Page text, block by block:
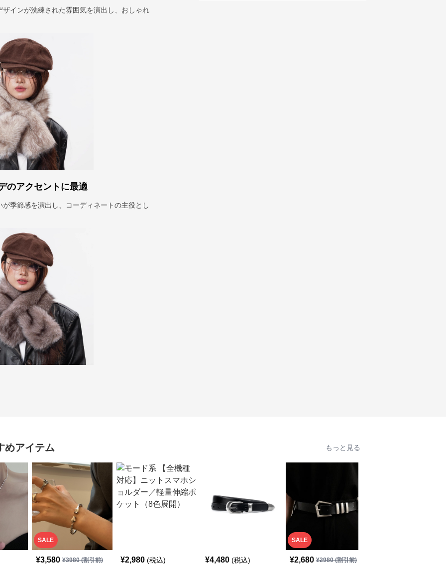
インが洗練された雰囲気を演出し、おしゃれ
のアクセントに最適
季節感を演出し、コーディネートの主役とし
めアイテム もっと見る
SALE
¥3,580 ¥3980(割引前) ¥2,980 (税込) ¥4,480 (税込)
SALE
¥2,680 ¥2980(割引前)